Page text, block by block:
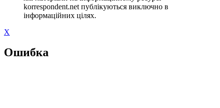
korrespondent.net публікуються виключно в
інформаційних цілях.
X
Ошибка